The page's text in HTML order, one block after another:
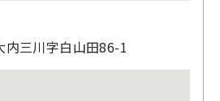
内三川字白山田86-1